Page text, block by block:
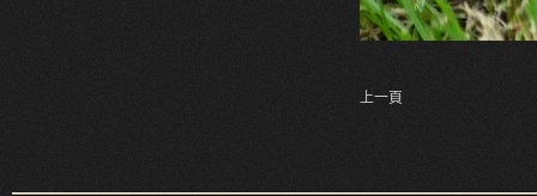
上一頁